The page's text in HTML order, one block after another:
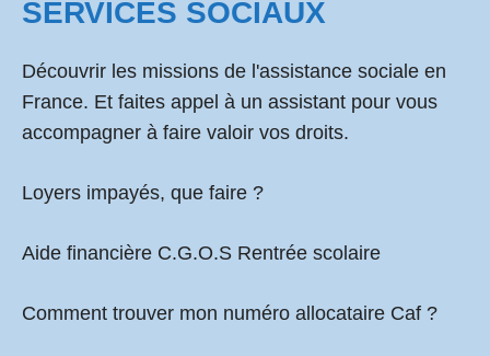
SERVICES SOCIAUX
Découvrir les missions de l'assistance sociale en
France. Et faites appel à un assistant pour vous
accompagner à faire valoir vos droits.
Loyers impayés, que faire ?
Aide financière C.G.O.S Rentrée scolaire
Comment trouver mon numéro allocataire Caf ?